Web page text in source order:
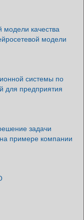
модели качества
модели
системы по
для предприятия
задачи
примере компании